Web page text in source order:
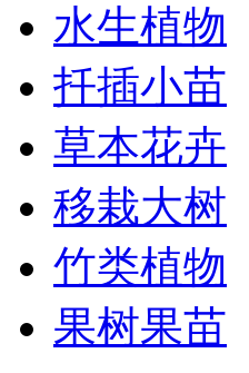
水生植物
扦插小苗
草本花卉
移栽大树
竹类植物
果树果苗